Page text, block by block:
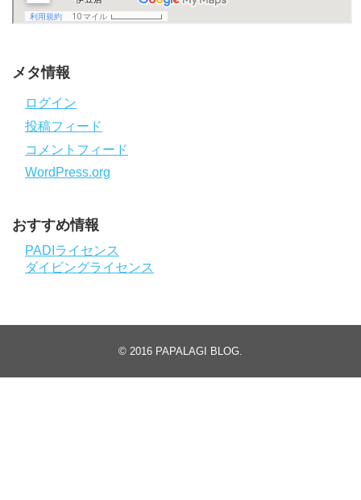
メタ情報
ログイン
投稿フィード
コメントフィード
WordPress.org
おすすめ情報
PADIライセンス
ダイビングライセンス
© 2016 PAPALAGI BLOG